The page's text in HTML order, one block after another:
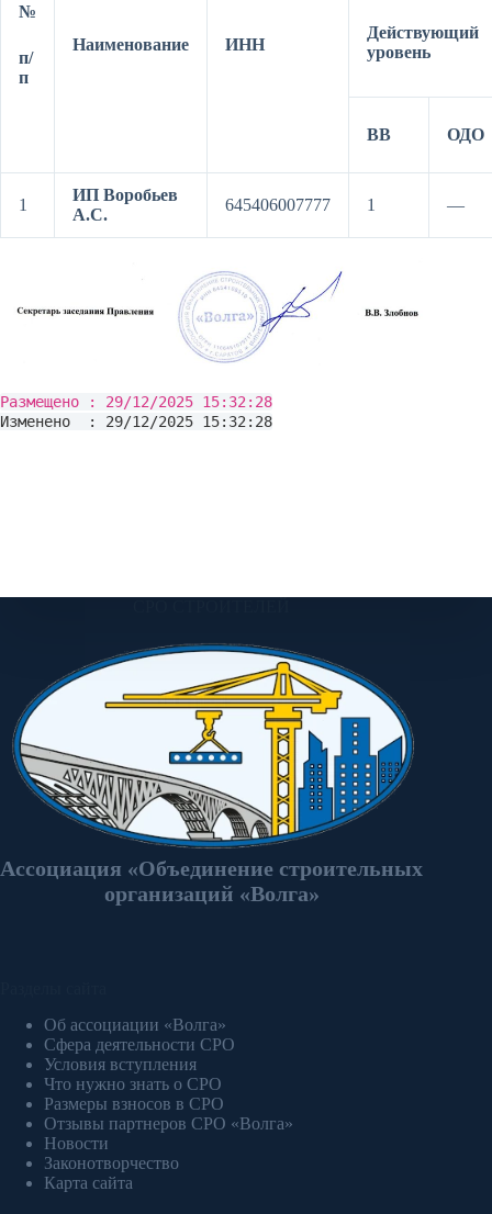
№
п/
п
Наименование ИНН
Действующий
уровень
ВВ ОДО
1
ИП Воробьев
А.С.
645406007777 1 —
Размещено : 29/12/2025 15:32:28
Изменено : 29/12/2025 15:32:28
Ассоциация «Объединение строительных
организаций «Волга»
Об ассоциации «Волга»
Сфера деятельности СРО
Условия вступления
Что нужно знать о СРО
Размеры взносов в СРО
Отзывы партнеров СРО «Волга»
Новости
Законотворчество
Карта сайта